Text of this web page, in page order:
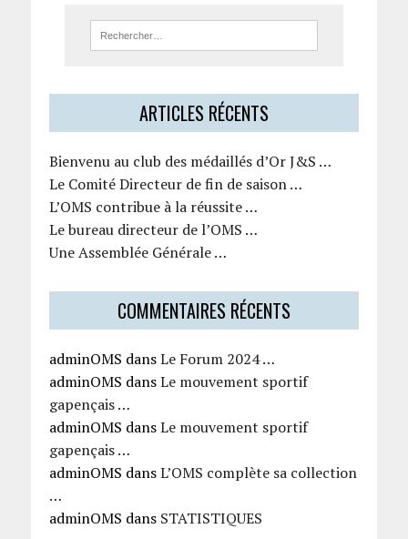
ARTICLES RÉCENTS
Bienvenu au club des médaillés d’Or J&S …
Le Comité Directeur de fin de saison …
L’OMS contribue à la réussite …
Le bureau directeur de l’OMS …
Une Assemblée Générale …
COMMENTAIRES RÉCENTS
adminOMS dansLe Forum 2024 …
adminOMS dansLe mouvement sportif
gapençais …
adminOMS dansLe mouvement sportif
gapençais …
adminOMS dansL’OMS complète sa collection
…
adminOMS dans STATISTIQUES